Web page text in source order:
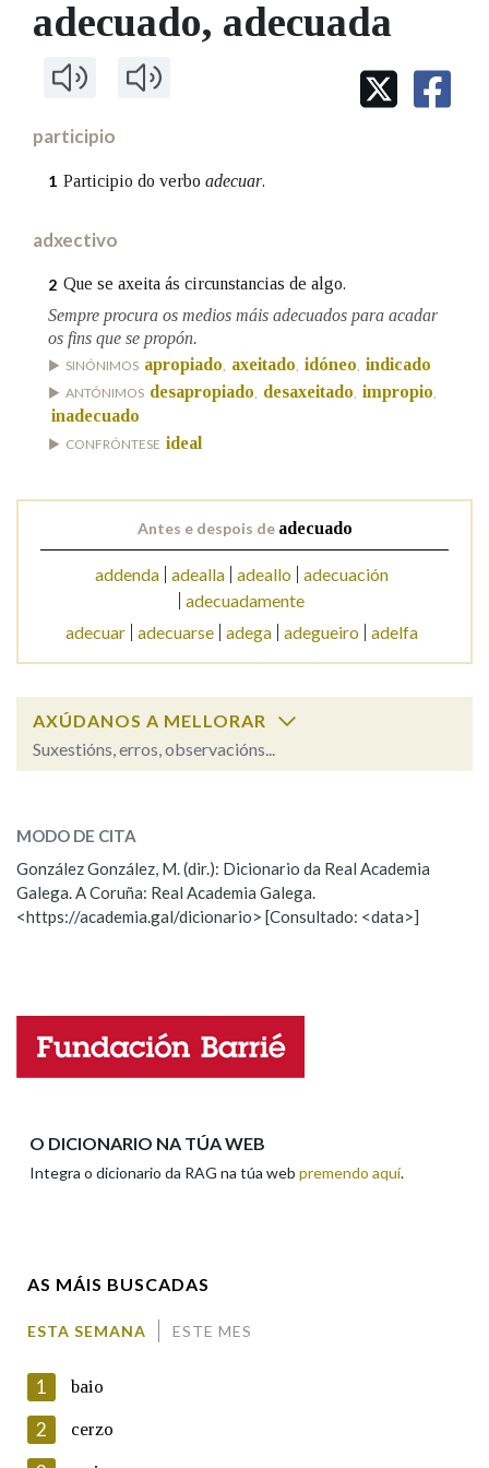
IDENTIDADE CORPORATIVA
MARCIAL DEL ADALID
CASA-MUSEO EMILIA PARDO
FIGURAS HOMENAXEADAS
Facebook
TwitterYoutubeInstagram
Bluesky
BUSCAR NOS LEMAS
Comeza por
Contén
BUSCAR NO CONTIDO
Nas definicións
Na fraseoloxía
OUTRAS OPCIÓNS DE BUSCA
Marcas gramaticais
Pertence a
LIMPAR BUSCA
adecuado, adecuada
participio
1 Participio do verbo adecuar.
adxectivo
2 Que se axeita ás circunstancias de algo.
Sempre procura os medios máis adecuados para acadar
os fins que se propón.
SINÓNIMOS apropiado, axeitado, idóneo, indicado
ANTÓNIMOS desapropiado, desaxeitado, impropio,
inadecuado
CONFRÓNTESE ideal
Antes e despois de adecuado
addenda adealla adeallo adecuación
adecuadamente
adecuar adecuarse adega adegueiro adelfa
AXÚDANOS A MELLORAR
Suxestións, erros, observacións...
ESCOLLE UNHA OPCIÓN:
Observación Hai un erro na palabra
Propoño mellorar a definición
Nome
MODO DE CITA
González González, M. (dir.): Dicionario da Real Academia
Galega. A Coruña: Real Academia Galega.
<https://academia.gal/dicionario> [Consultado: <data>]
O DICIONARIO NA TÚA WEB
Integra o dicionario da RAG na túa web premendo aquí.
AS MÁIS BUSCADAS
ESTA SEMANA ESTE MES
1 baio
2 cerzo